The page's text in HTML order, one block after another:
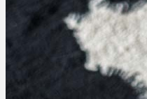
Login